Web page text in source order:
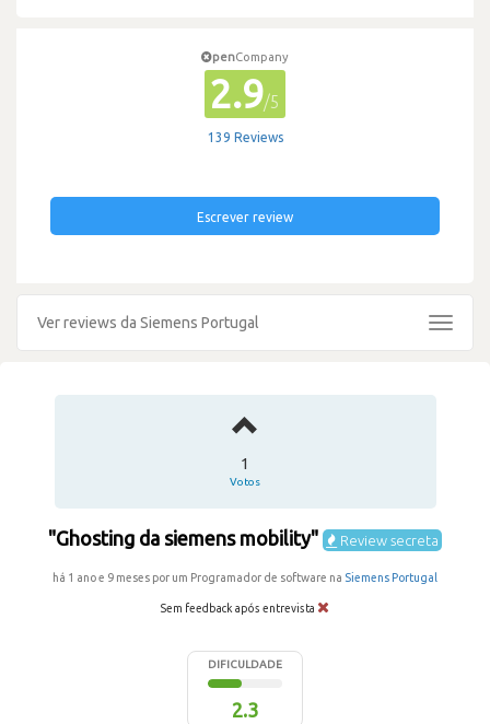
penCompany
2.9/5
139 Reviews
Escrever review
Ver reviews da Siemens Portugal
Toggle
1
Votos
"Ghosting da siemens mobility" Review secreta
há 1 ano e 9 meses por um Programador de software na Siemens Portugal
Sem feedback após entrevista
DIFICULDADE
2.3